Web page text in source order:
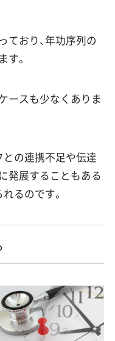
ており、年功序列の
。
ースも少なくありま
との連携不足や伝達
発展することもある
るのです。